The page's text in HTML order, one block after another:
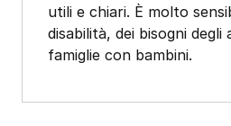
utili e chiari. È molto
disabilità, dei bisogni degli
famiglie con bambini.